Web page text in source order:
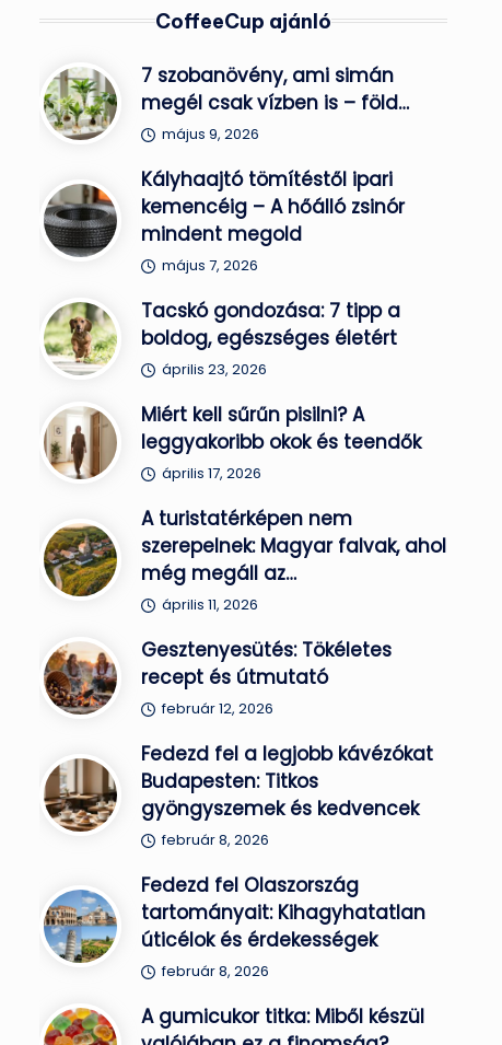
CoffeeCup ajánló
7 szobanövény, ami simán
megél csak vízben is – föld…
május 9, 2026
Kályhaajtó tömítéstől ipari
kemencéig – A hőálló zsinór
mindent megold
május 7, 2026
Tacskó gondozása: 7 tipp a
boldog, egészséges életért
április 23, 2026
Miért kell sűrűn pisilni? A
leggyakoribb okok és teendők
április 17, 2026
A turistatérképen nem
szerepelnek: Magyar falvak, ahol
még megáll az…
április 11, 2026
Gesztenyesütés: Tökéletes
recept és útmutató
február 12, 2026
Fedezd fel a legjobb kávézókat
Budapesten: Titkos
gyöngyszemek és kedvencek
február 8, 2026
Fedezd fel Olaszország
tartományait: Kihagyhatatlan
úticélok és érdekességek
február 8, 2026
A gumicukor titka: Miből készül